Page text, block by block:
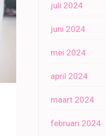
juli 2024
juni 2024
mei 2024
april 2024
maart 2024
februari 2024